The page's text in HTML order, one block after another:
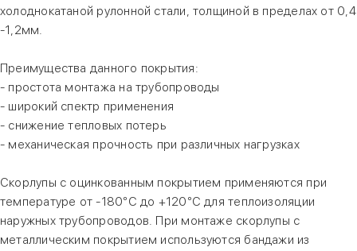
холоднокатаной рулонной стали, толщиной в пределах от 0,4
-1,2мм.
Преимущества данного покрытия:
- простота монтажа на трубопроводы
- широкий спектр применения
- снижение тепловых потерь
- механическая прочность при различных нагрузках
Скорлупы с оцинкованным покрытием применяются при
температуре от -180°С до +120°С для теплоизоляции
наружных трубопроводов. При монтаже скорлупы с
металлическим покрытием используются бандажи из